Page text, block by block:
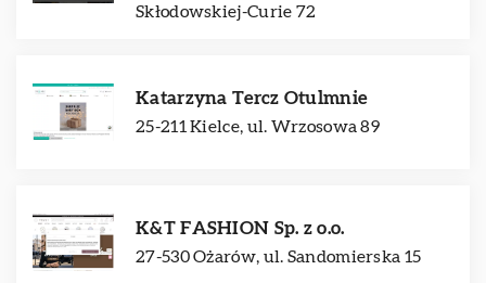
Skłodowskiej-Curie 72
Katarzyna Tercz Otulmnie
25-211 Kielce, ul. Wrzosowa 89
K&T FASHION Sp. z o.o.
27-530 Ożarów, ul. Sandomierska 15